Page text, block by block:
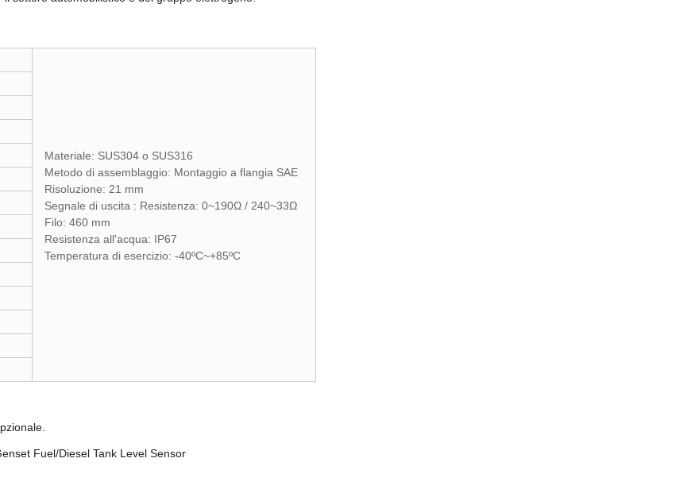
Materiale: SUS304 o SUS316
Metodo di assemblaggio: Montaggio a flangia SAE
Risoluzione: 21 mm
Segnale di uscita : Resistenza: 0~190Ω / 240~33Ω
Filo: 460 mm
Resistenza all'acqua: IP67
Temperatura di esercizio: -40ºC~+85ºC